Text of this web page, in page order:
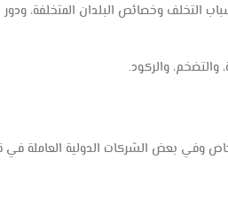
التخلف وخصائص البلدان المتخلفة، ودور
والركود.
وفي بعض الشركات الدولية العاملة في